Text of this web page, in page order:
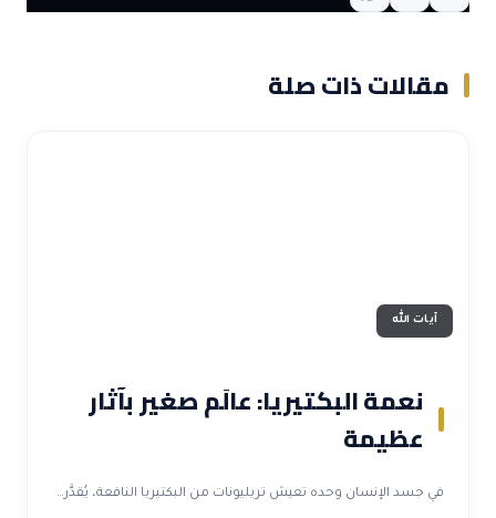
مقالات ذات صلة
آيات الله
نعمة البكتيريا: عالَم صغير بآثار
عظيمة
في جسد الإنسان وحده تعيش تريليونات من البكتيريا النافعة، يُقدَّر…